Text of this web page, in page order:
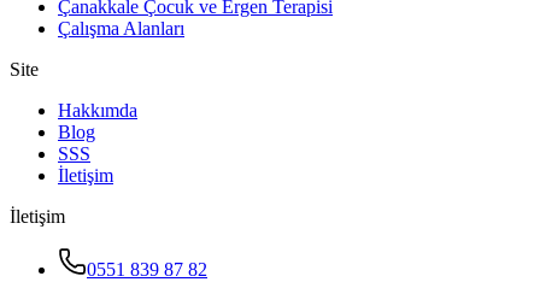
Çanakkale Çocuk ve Ergen Terapisi
Çalışma Alanları
Site
Hakkımda
Blog
SSS
İletişim
İletişim
0551 839 87 82